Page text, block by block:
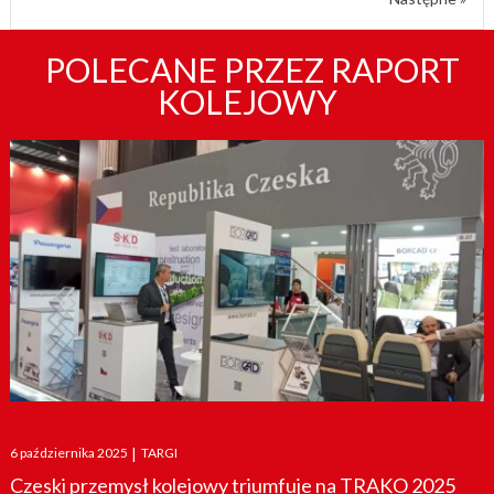
POLECANE PRZEZ RAPORT
KOLEJOWY
Posted
on
6 października 2025 TARGI
Czeski przemysł kolejowy triumfuje na TRAKO 2025